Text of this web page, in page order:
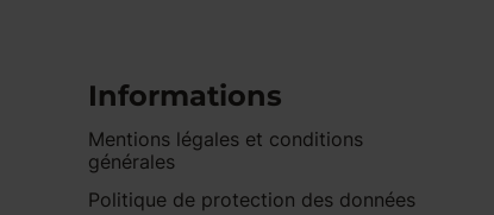
Informations
Mentions légales et conditions
générales
Politique de protection des données